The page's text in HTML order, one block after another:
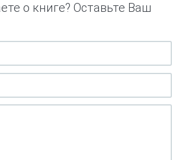
о книге? Оставьте Ваш